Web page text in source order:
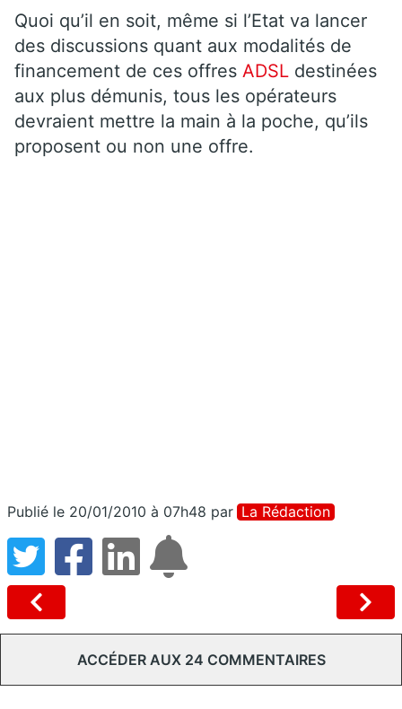
Quoi qu’il en soit, même si l’Etat va lancer
des discussions quant aux modalités de
financement de ces offres ADSL destinées
aux plus démunis, tous les opérateurs
devraient mettre la main à la poche, qu’ils
proposent ou non une offre.
Publié le 20/01/2010 à 07h48 par La Rédaction
ACCÉDER AUX 24 COMMENTAIRES